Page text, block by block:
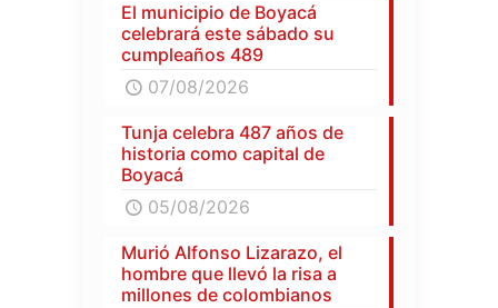
El municipio de Boyacá
celebrará este sábado su
cumpleaños 489
07/08/2026
Tunja celebra 487 años de
historia como capital de
Boyacá
05/08/2026
Murió Alfonso Lizarazo, el
hombre que llevó la risa a
millones de colombianos